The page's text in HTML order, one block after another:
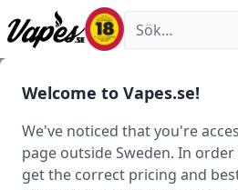
Welcome to Vapes.se!
We've noticed that you're
page outside Sweden. In
get the correct pricing and
Vapes.se
E-juice E-juice varumärken
Seriously Fruity